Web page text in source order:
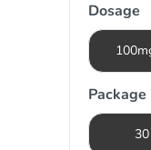
Dosage
Package